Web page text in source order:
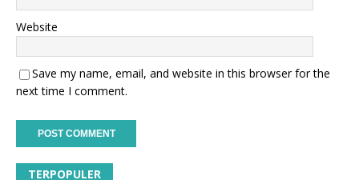
Website
Save my name, email, and website in this browser for the
next time I comment.
TERPOPULER